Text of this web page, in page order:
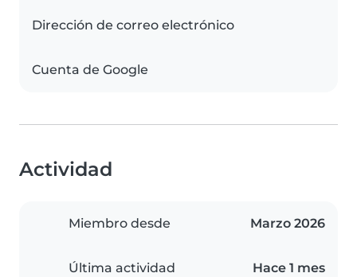
Dirección de correo electrónico
Cuenta de Google
Actividad
Miembro desde Marzo 2026
Última actividad Hace 1 mes